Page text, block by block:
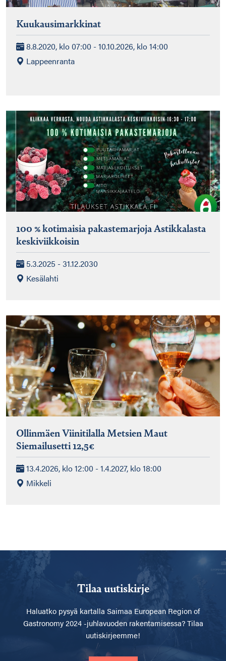
Kuukausimarkkinat
8.8.2020, klo 07:00 - 10.10.2026, klo 14:00
Lappeenranta
100 % kotimaisia pakastemarjoja Astikkalasta
keskiviikkoisin
5.3.2025 - 31.12.2030
Kesälahti
Ollinmäen Viinitilalla Metsien Maut
Siemailusetti 12,5€
13.4.2026, klo 12:00 - 1.4.2027, klo 18:00
Mikkeli
Tilaa uutiskirje
Haluatko pysyä kartalla Saimaa European Region of
Gastronomy 2024 -juhlavuoden rakentamisessa? Tilaa
uutiskirjeemme!